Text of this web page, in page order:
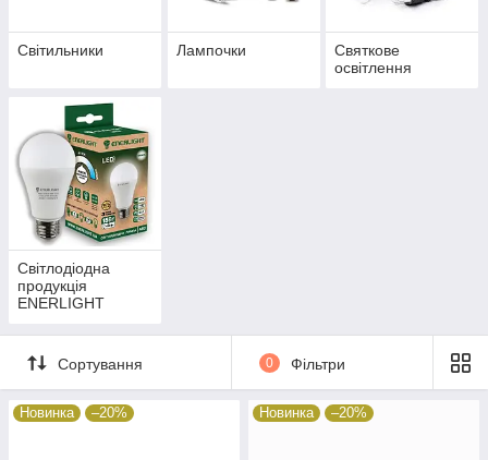
Світильники Лампочки
Святкове
освітлення
Світлодіодна
продукція
ENERLIGHT
Сортування 0 Фільтри
Новинка –20% Новинка –20%